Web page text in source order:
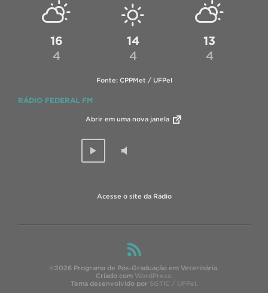
16
4
14
4
13
4
Fonte: CPPMet / UFPel
RÁDIO FEDERAL FM
Abrir em uma nova janela
Acesse o site da Rádio
©2026 Programa de Pós-Graduação em Veterinária.
Criado com WordPress.
Tema desenvolvido por SGTIC / UFPel.